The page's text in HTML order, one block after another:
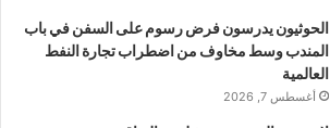
الحوثيون يدرسون فرض رسوم على السفن في باب
المندب وسط مخاوف من اضطراب تجارة النفط
العالمية
أغسطس 7, 2026